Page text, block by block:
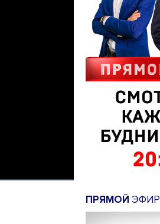
ПРЯМОЙ ЭФИР